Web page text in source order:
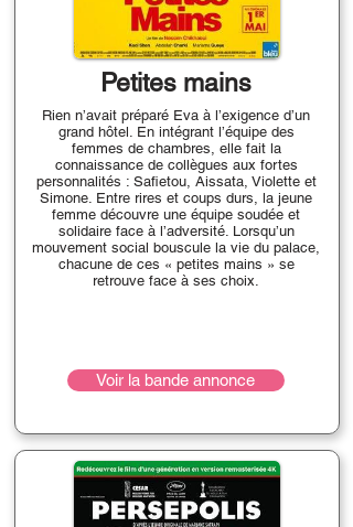
Petites mains
Rien n’avait préparé Eva à l’exigence d’un
grand hôtel. En intégrant l’équipe des
femmes de chambres, elle fait la
connaissance de collègues aux fortes
personnalités : Safietou, Aissata, Violette et
Simone. Entre rires et coups durs, la jeune
femme découvre une équipe soudée et
solidaire face à l’adversité. Lorsqu’un
mouvement social bouscule la vie du palace,
chacune de ces « petites mains » se
retrouve face à ses choix.
Voir la bande annonce